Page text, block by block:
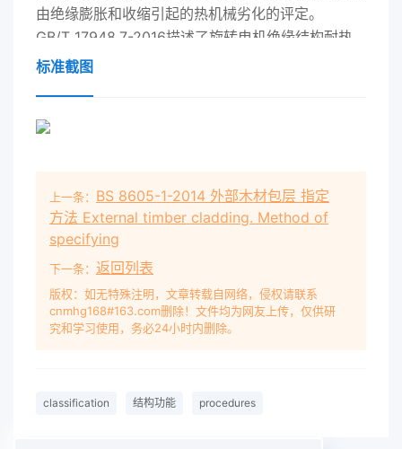
由绝缘膨胀和收缩引起的热机械劣化的评定。
GB/T 17948.7-2016描述了旋转电机绝缘结构耐热
性试验的基本试验原则。除本部分列出的规程外，遵
根据IEC 60034-1，运行期间测量的平均温度应不超
需要本部分未包括的特殊热评定试验规程。
注2：对变频电机，采用II绝缘结构设计的成型绕组
线圈，根据IEC60034-18-42选掸诊断试验的推荐参
数。/T 17948.3-2017
代 替
GB/T 17948.3-2006 旋转电机绝缘结构功能性评定
procedures for form-wound windings-Thermal
标准截图
上一条： BS 8605-1-2014 外部木材包层 指定
方法 External timber cladding. Method of
specifying
下一条： 返回列表
版权：如无特殊注明，文章转载自网络，侵权请联系
cnmhg168#163.com删除！文件均为网友上传，仅供研
究和学习使用，务必24小时内删除。
classification 结构功能 procedures